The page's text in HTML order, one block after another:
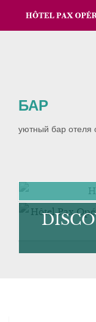
БАР
уютный бар отеля